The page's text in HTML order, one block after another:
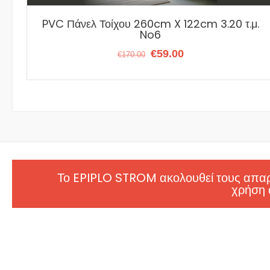
PVC Πάνελ Τοίχου 260cm X 122cm 3.20 τ.μ.
No6
€170.00
Original
€59.00Η
Το EPIPLO STROM ακολουθεί τους
χρήση